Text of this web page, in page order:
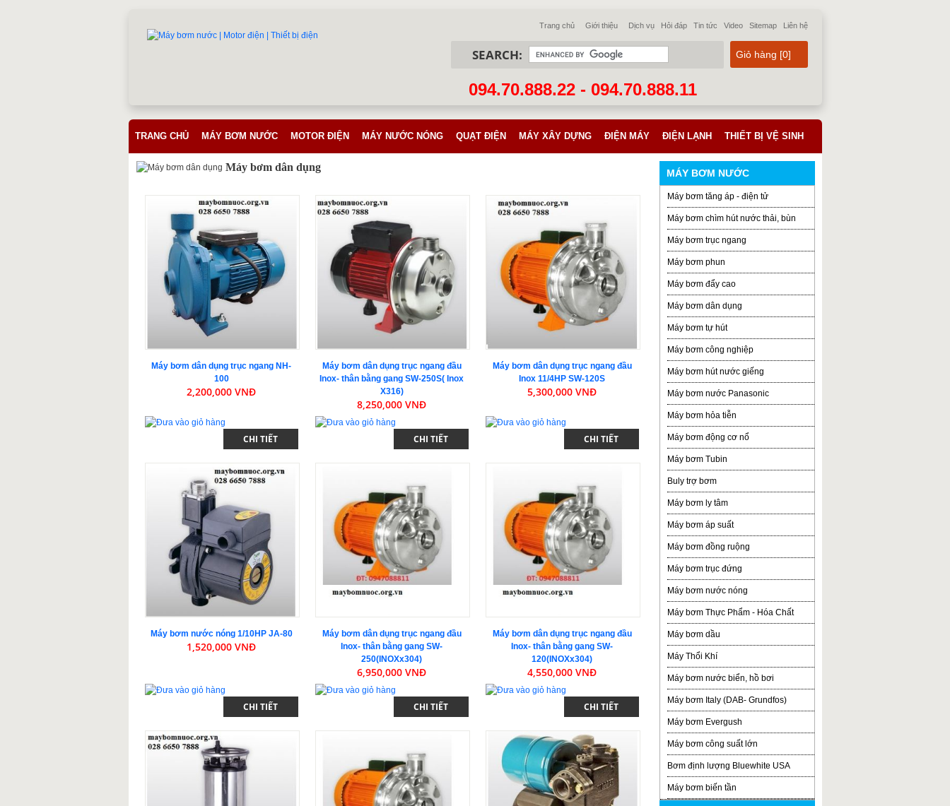
Trang chủ Giới thiệu Dịch vụ Hỏi đáp Tin tức Video Sitemap Liên hệ
Giỏ hàng [0]
SEARCH:
094.70.888.22 - 094.70.888.11
TRANG CHỦ MÁY BƠM NƯỚC MOTOR ĐIỆN MÁY NƯỚC NÓNG QUẠT ĐIỆN MÁY XÂY DỰNG ĐIỆN MÁY ĐIỆN LẠNH THIẾT BỊ VỆ SINH
Máy bơm dân dụng
Máy bơm dân dụng trục ngang NH-
100
2,200,000 VNĐ
CHI TIẾT
Máy bơm dân dụng trục ngang đầu
Inox- thân bằng gang SW-250S( Inox
X316)
8,250,000 VNĐ
CHI TIẾT
Máy bơm dân dụng trục ngang đầu
Inox 11/4HP SW-120S
5,300,000 VNĐ
CHI TIẾT
Máy bơm nước nóng 1/10HP JA-80
1,520,000 VNĐ
CHI TIẾT
Máy bơm dân dụng trục ngang đầu
Inox- thân bằng gang SW-
250(INOXx304)
6,950,000 VNĐ
CHI TIẾT
Máy bơm dân dụng trục ngang đầu
Inox- thân bằng gang SW-
120(INOXx304)
4,550,000 VNĐ
CHI TIẾT
MÁY BƠM NƯỚC
Máy bơm tăng áp - điện tử
Máy bơm chìm hút nước thải, bùn
Máy bơm trục ngang
Máy bơm phun
Máy bơm đẩy cao
Máy bơm dân dụng
Máy bơm tự hút
Máy bơm công nghiệp
Máy bơm hút nước giếng
Máy bơm nước Panasonic
Máy bơm hỏa tiễn
Máy bơm động cơ nổ
Máy bơm Tubin
Buly trợ bơm
Máy bơm ly tâm
Máy bơm áp suất
Máy bơm đồng ruộng
Máy bơm trục đứng
Máy bơm nước nóng
Máy bơm Thực Phẩm - Hóa Chất
Máy bơm dầu
Máy Thổi Khí
Máy bơm nước biển, hồ bơi
Máy bơm Italy (DAB- Grundfos)
Máy bơm Evergush
Máy bơm công suất lớn
Bơm định lượng Bluewhite USA
Máy bơm biến tần